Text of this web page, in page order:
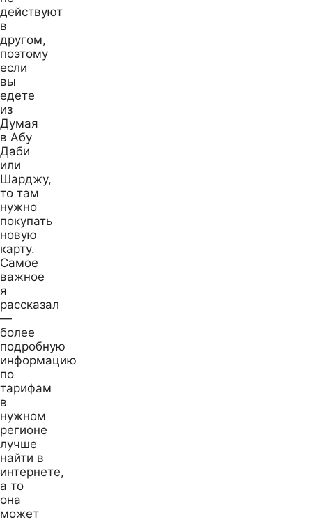
действуют
в
другом,
поэтому
если
вы
едете
из
Думая
в Абу
Даби
или
Шарджу,
то там
нужно
покупать
новую
карту.
Самое
важное
я
рассказал
—
более
подробную
информацию
по
тарифам
в
нужном
регионе
лучше
найти в
интернете,
а то
она
может